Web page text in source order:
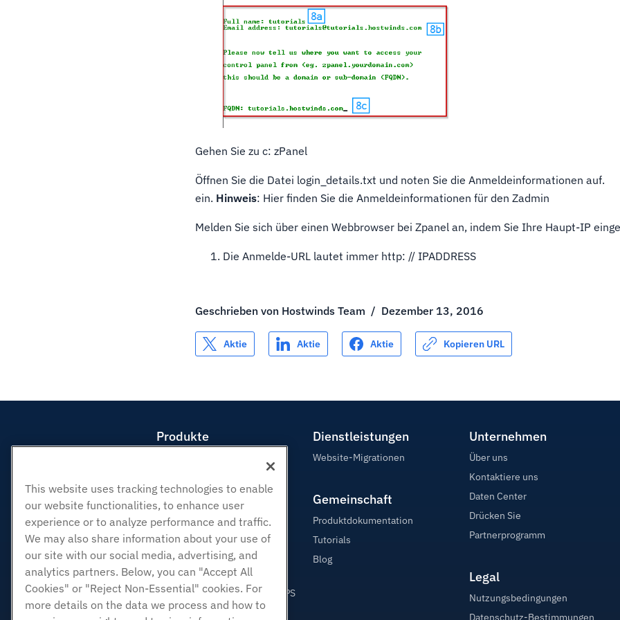
Gehen Sie zu c: zPanel
Öffnen Sie die Datei login_details.txt und noten Sie die Anmeldeinformationen auf.
ein. Hinweis: Hier finden Sie die Anmeldeinformationen für den Zadmin
Melden Sie sich über einen Webbrowser bei Zpanel an, indem Sie Ihre Haupt-IP
Die Anmelde-URL lautet immer http: // IPADDRESS
Geschrieben von Hostwinds Team / Dezember 13, 2016
Aktie Aktie Aktie Kopieren URL
Produkte
Reseller Hosting
White Label Reseller
Verwaltete Linux. VPS
Nicht verwaltete Linux VPS
Verwaltete Fenster. VPS
Nicht verwaltetes Windows VPS
Cloud-Server
Dienstleistungen
Website-Migrationen
Gemeinschaft
Produktdokumentation
Tutorials
Blog
Unternehmen
Über uns
Kontaktiere uns
Daten Center
Drücken Sie
Partnerprogramm
Legal
Nutzungsbedingungen
Datenschutz-Bestimmungen
This website uses tracking technologies to enable
our website functionalities, to enhance user
experience or to analyze performance and traffic.
We may also share information about your use of
our site with our social media, advertising, and
analytics partners. Below, you can "Accept All
Cookies" or "Reject Non-Essential" cookies. For
more details on the data we process and how to